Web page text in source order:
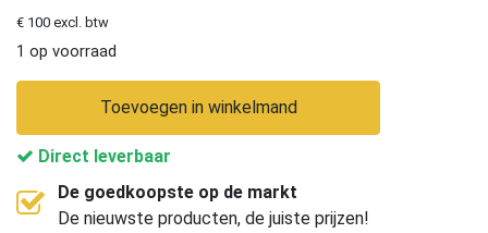
€ 100 excl. btw
1 op voorraad
Toevoegen in winkelmand
Direct leverbaar
De goedkoopste op de markt
De nieuwste producten, de juiste prijzen!